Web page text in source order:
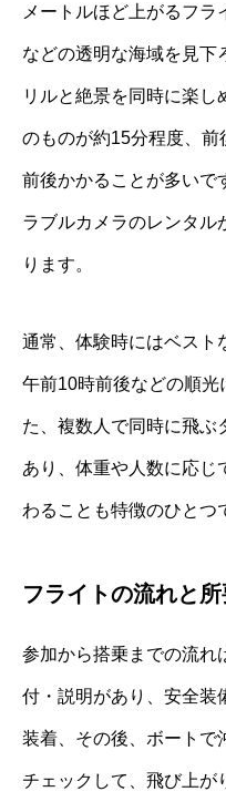
メートルほど上がるフ
などの透明な海域を見下
リルと絶景を同時に楽し
のものが約15分程度、前
前後かかることが多いで
ラブルカメラのレンタル
ります。
通常、体験時にはベスト
午前10時前後などの順光
た、複数人で同時に飛ぶ
あり、体重や人数に応じ
わることも特徴のひとつ
フライトの流れと所
参加から搭乗までの流れ
付・説明があり、安全装
装着、その後、ボートで
チェックして、飛び上が